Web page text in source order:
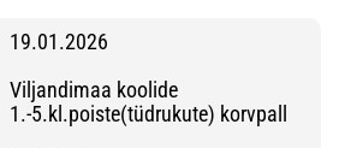
19.01.2026
Viljandimaa koolide
1.-5.kl.poiste(tüdrukute) korvpall